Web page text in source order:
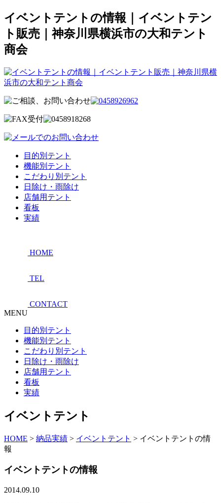
イベントテントの情報｜イベントテン
ト販売｜神奈川県横浜市の大和テント
商会
目的別テント
機能別テント
こだわり別テント
日除け・雨除け
店舗用テント
看板
実績
HOME
TEL
CONTACT
MENU
目的別テント
機能別テント
こだわり別テント
日除け・雨除け
店舗用テント
看板
実績
イベントテント
HOME > 納品実績 > イベントテント > イベントテントの情
報
イベントテントの情報
2014.09.10